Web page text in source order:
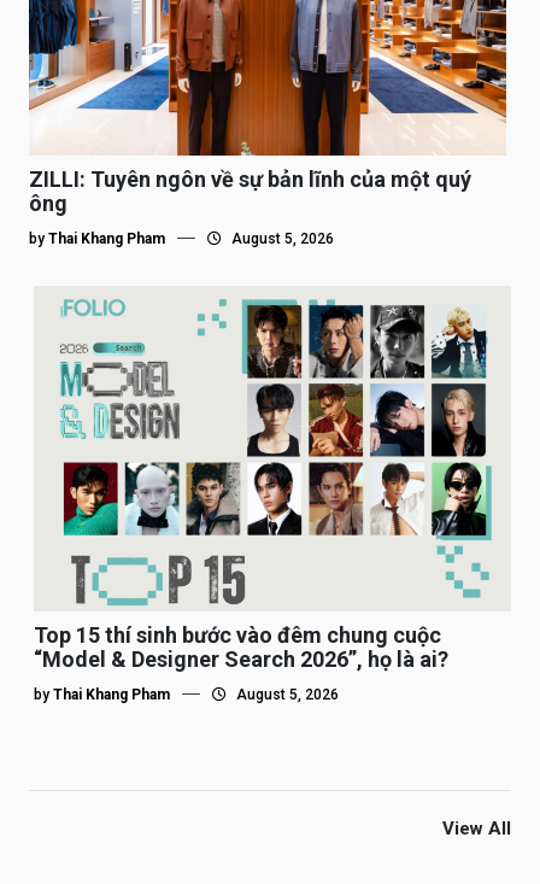
ZILLI: Tuyên ngôn về sự bản lĩnh của một quý
ông
by Thai Khang Pham August 5, 2026
Top 15 thí sinh bước vào đêm chung cuộc
“Model & Designer Search 2026”, họ là ai?
by Thai Khang Pham August 5, 2026
View All